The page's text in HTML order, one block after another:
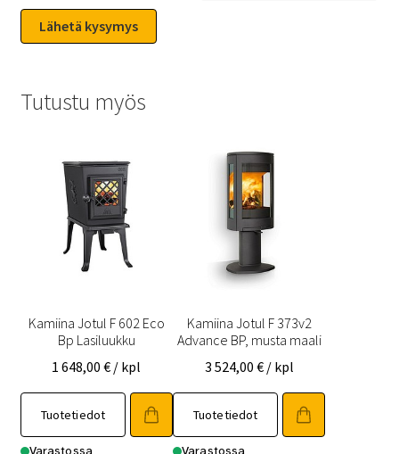
Tutustu myös
Kamiina Jotul F 602 Eco
Bp Lasiluukku
1 648,00€ / kpl
Tuotetiedot
Kamiina Jotul F 373v2
Advance BP, musta maali
3 524,00 € / kpl
Tuotetiedot